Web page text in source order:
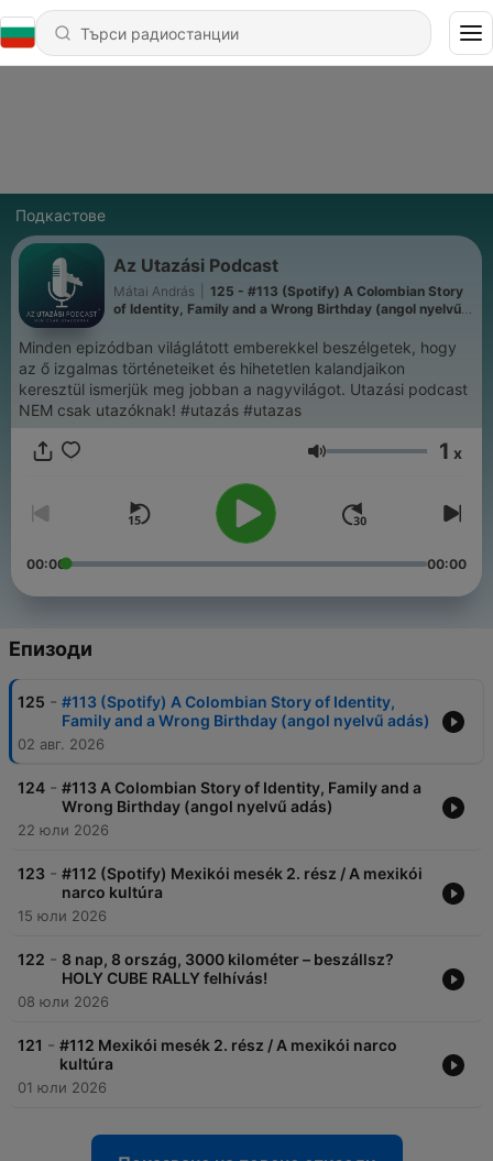
Подкастове
Az Utazási Podcast
Mátai András
125 - #113 (Spotify) A Colombian Story
of Identity, Family and a Wrong Birthday (angol nyelvű
Minden epizódban világlátott emberekkel beszélgetek, hogy
az ő izgalmas történeteiket és hihetetlen kalandjaikon
keresztül ismerjük meg jobban a nagyvilágot. Utazási podcast
NEM csak utazóknak! #utazás #utazas
Сила на звука
1 x
00:00 00:00
Епизоди
125 - #113 (Spotify) A Colombian Story of Identity,
Family and a Wrong Birthday (angol nyelvű adás)
02 авг. 2026
124 - #113 A Colombian Story of Identity, Family and a
Wrong Birthday (angol nyelvű adás)
22 юли 2026
123 - #112 (Spotify) Mexikói mesék 2. rész / A mexikói
narco kultúra
15 юли 2026
122 - 8 nap, 8 ország, 3000 kilométer – beszállsz?
HOLY CUBE RALLY felhívás!
08 юли 2026
121 - #112 Mexikói mesék 2. rész / A mexikói narco
kultúra
01 юли 2026